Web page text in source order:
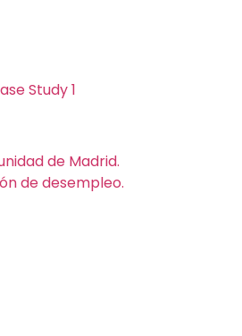
de Madrid.
de desempleo.